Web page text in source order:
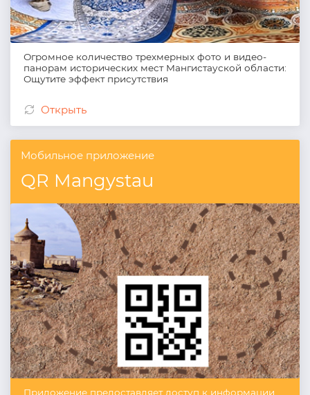
Огромное количество трехмерных фото и видео-
панорам исторических мест Мангистауской области:
Ощутите эффект присутствия
Открыть
Мобильное приложение
QR Mangystau
Приложение предоставляет доступ к информации